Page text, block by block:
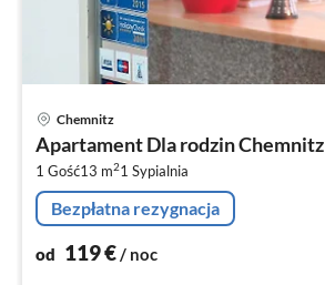
Chemnitz
Apartament Dla rodzin Chemnitz
1 Gość13 m21 Sypialnia
Bezpłatna rezygnacja
od 119€/ noc